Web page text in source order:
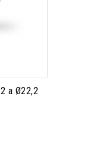
a Ø22,2